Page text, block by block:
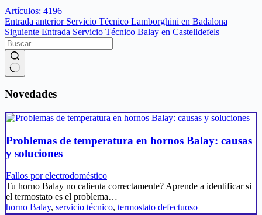
Artículos: 4196
Entrada anterior Servicio Técnico Lamborghini en Badalona
Siguiente Entrada Servicio Técnico Balay en Castelldefels
resultados
Novedades
Problemas de temperatura en hornos Balay: causas
y soluciones
Fallos por electrodoméstico
Tu horno Balay no calienta correctamente? Aprende a identificar si
el termostato es el problema…
horno Balay, servicio técnico, termostato defectuoso